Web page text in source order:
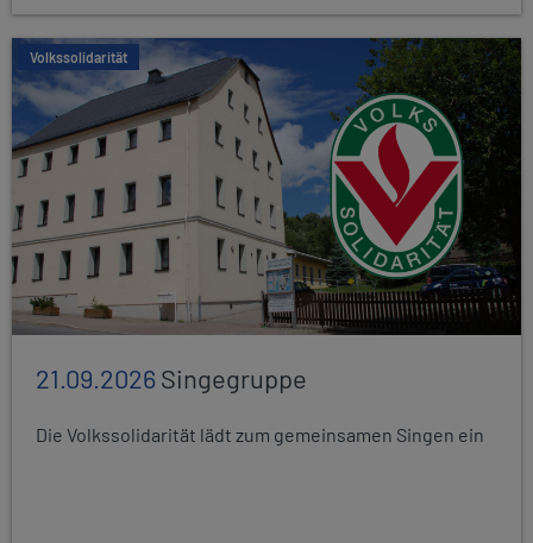
Volkssolidarität
21.09.2026Singegruppe
Die Volkssolidarität lädt zum gemeinsamen Singen ein